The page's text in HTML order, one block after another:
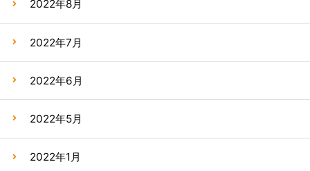
2022年8月
2022年7月
2022年6月
2022年5月
2022年1月